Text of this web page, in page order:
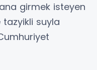
girmek isteyen
tazyikli suyla